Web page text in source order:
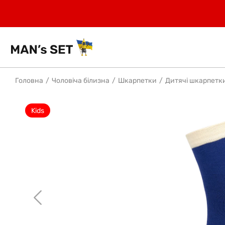
Головна Чоловіча білизна Шкарпетки Дитячі
Kids